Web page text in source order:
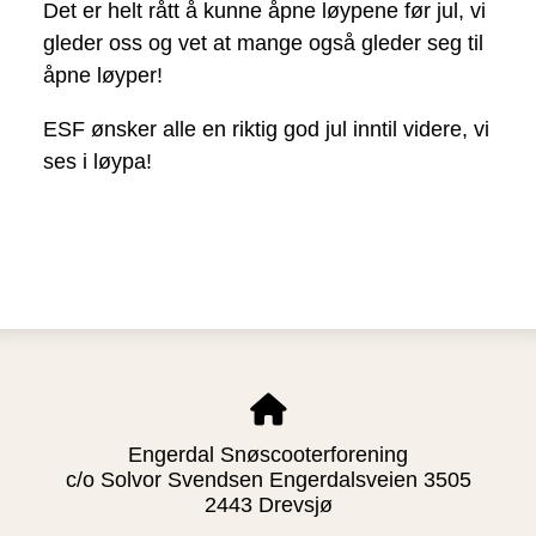
Det er helt rått å kunne åpne løypene før jul, vi
gleder oss og vet at mange også gleder seg til
åpne løyper!
ESF ønsker alle en riktig god jul inntil videre, vi
ses i løypa!
Engerdal Snøscooterforening
c/o Solvor Svendsen Engerdalsveien 3505
2443 Drevsjø